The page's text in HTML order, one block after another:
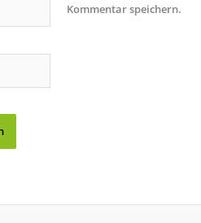
Kommentar speichern.